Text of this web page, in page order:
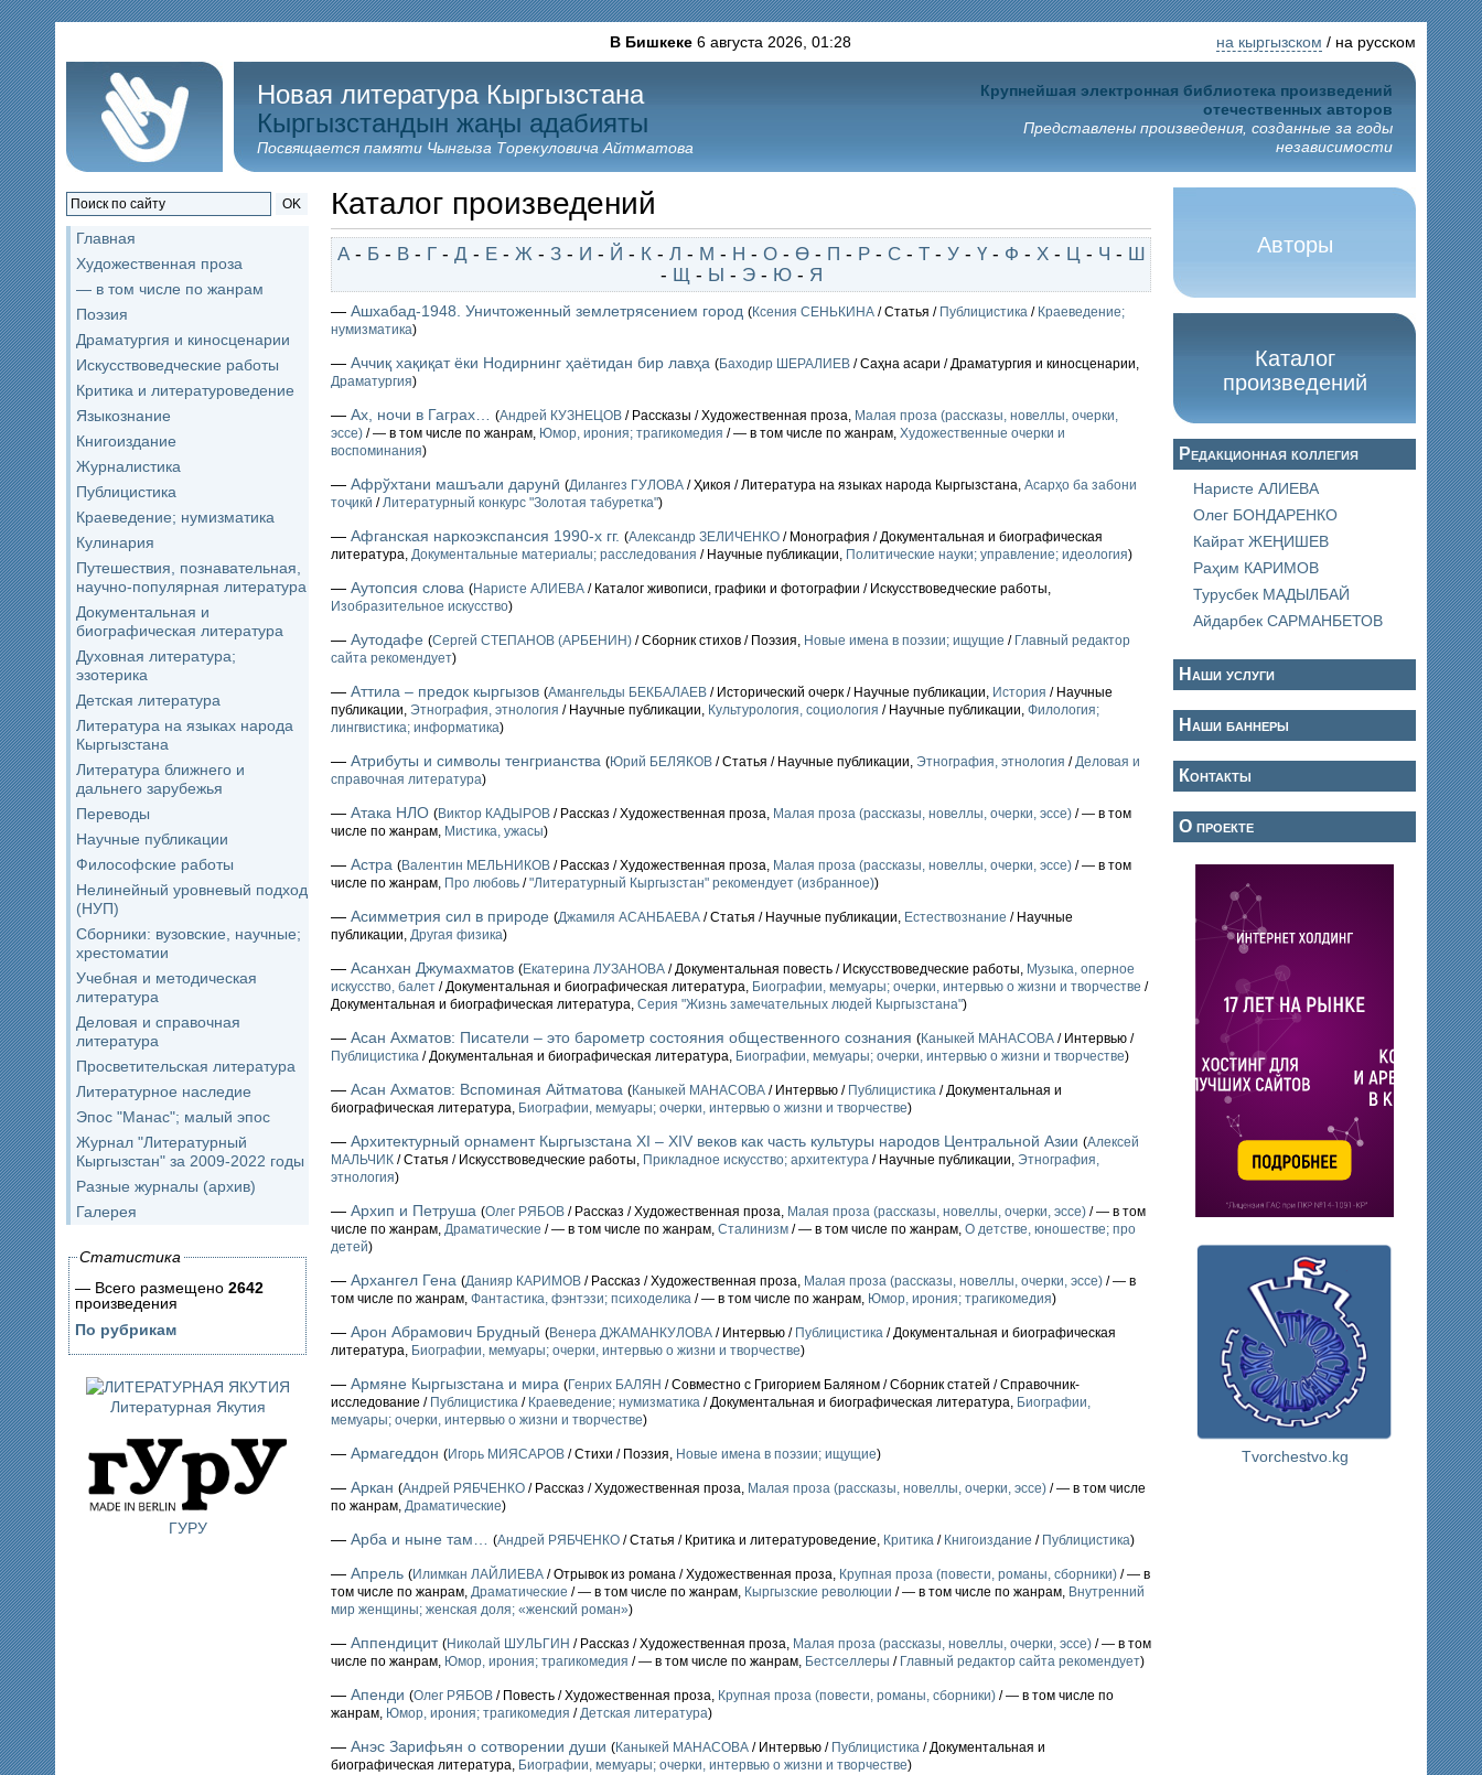
В Бишкеке6 августа 2026, 01:28 на кыргызском / на русском
Новая литература Кыргызстана
Кыргызстандын жаңы адабияты
Посвящается памяти Чынгыза Торекуловича Айтматова
Крупнейшая электронная библиотека произведений
отечественных авторов
Представлены произведения, созданные за годы
независимости
OK
Главная
Художественная проза
— в том числе по жанрам
Поэзия
Драматургия и киносценарии
Искусствоведческие работы
Критика и литературоведение
Языкознание
Книгоиздание
Журналистика
Публицистика
Краеведение; нумизматика
Кулинария
Путешествия, познавательная,
научно-популярная литература
Документальная и
биографическая литература
Духовная литература;
эзотерика
Детская литература
Литература на языках народа
Кыргызстана
Литература ближнего и
дальнего зарубежья
Переводы
Научные публикации
Философские работы
Нелинейный уровневый подход
(НУП)
Сборники: вузовские, научные;
хрестоматии
Учебная и методическая
литература
Деловая и справочная
литература
Просветительская литература
Литературное наследие
Эпос "Манас"; малый эпос
Журнал "Литературный
Кыргызстан" за 2009-2022 годы
Разные журналы (архив)
Галерея
Статистика
— Всего размещено 2642
произведения
По рубрикам
Литературная Якутия
ГУРУ
Каталог произведений
А- Б- В- Г- Д- Е- Ж- З- И - Й - К- Л - М - Н - О- Ө- П - Р- С- Т- У- Ү- Ф - Х- Ц- Ч - Ш
- Щ- Ы - Э- Ю- Я
— Ашхабад-1948. Уничтоженный землетрясением город (Ксения СЕНЬКИНА / Статья / Публицистика / Краеведение;
нумизматика)
— Аччиқ хақиқат ёки Нодирнинг ҳаётидан бир лавҳа (Баходир ШЕРАЛИЕВ / Саҳна асари / Драматургия и киносценарии,
Драматургия)
— Ах, ночи в Гаграх… (Андрей КУЗНЕЦОВ / Рассказы / Художественная проза, Малая проза (рассказы, новеллы, очерки,
эссе) / — в том числе по жанрам, Юмор, ирония; трагикомедия / — в том числе по жанрам, Художественные очерки и
воспоминания)
— Афрўхтани машъали дарунӣ (Дилангез ГУЛОВА / Ҳикоя / Литература на языках народа Кыргызстана, Асарҳо ба забони
тоҷикӣ /Литературный конкурс "Золотая табуретка")
— Афганская наркоэкспансия 1990-х гг. (Александр ЗЕЛИЧЕНКО / Монография / Документальная и биографическая
литература, Документальные материалы; расследования / Научные публикации, Политические науки; управление; идеология)
— Аутопсия слова (Наристе АЛИЕВА / Каталог живописи, графики и фотографии / Искусствоведческие работы,
Изобразительное искусство)
— Аутодафе (Сергей СТЕПАНОВ (АРБЕНИН) / Сборник стихов / Поэзия, Новые имена в поэзии; ищущие / Главный редактор
сайта рекомендует)
— Аттила – предок кыргызов (Амангельды БЕКБАЛАЕВ / Исторический очерк / Научные публикации, История / Научные
публикации, Этнография, этнология / Научные публикации, Культурология, социология / Научные публикации, Филология;
лингвистика; информатика)
— Атрибуты и символы тенгрианства (Юрий БЕЛЯКОВ / Статья / Научные публикации, Этнография, этнология /Деловая и
справочная литература)
— Атака НЛО (Виктор КАДЫРОВ / Рассказ / Художественная проза, Малая проза (рассказы, новеллы, очерки, эссе) / — в том
числе по жанрам, Мистика, ужасы)
— Астра (Валентин МЕЛЬНИКОВ / Рассказ / Художественная проза, Малая проза (рассказы, новеллы, очерки, эссе) / — в том
числе по жанрам, Про любовь /"Литературный Кыргызстан" рекомендует (избранное))
— Асимметрия сил в природе (Джамиля АСАНБАЕВА / Статья / Научные публикации, Естествознание / Научные
публикации, Другая физика)
— Асанхан Джумахматов (Екатерина ЛУЗАНОВА / Документальная повесть / Искусствоведческие работы, Музыка, оперное
искусство, балет / Документальная и биографическая литература, Биографии, мемуары; очерки, интервью о жизни и творчестве /
Документальная и биографическая литература, Серия "Жизнь замечательных людей Кыргызстана")
— Асан Ахматов: Писатели – это барометр состояния общественного сознания (Каныкей МАНАСОВА / Интервью /
Публицистика / Документальная и биографическая литература, Биографии, мемуары; очерки, интервью о жизни и творчестве)
— Асан Ахматов: Вспоминая Айтматова (Каныкей МАНАСОВА / Интервью / Публицистика / Документальная и
биографическая литература, Биографии, мемуары; очерки, интервью о жизни и творчестве)
— Архитектурный орнамент Кыргызстана ХI – XIV веков как часть культуры народов Центральной Азии (Алексей
МАЛЬЧИК / Статья / Искусствоведческие работы, Прикладное искусство; архитектура / Научные публикации, Этнография,
этнология)
— Архип и Петруша (Олег РЯБОВ / Рассказ / Художественная проза, Малая проза (рассказы, новеллы, очерки, эссе) / — в том
числе по жанрам, Драматические / — в том числе по жанрам, Сталинизм / — в том числе по жанрам, О детстве, юношестве; про
детей)
— Архангел Гена (Данияр КАРИМОВ / Рассказ / Художественная проза, Малая проза (рассказы, новеллы, очерки, эссе) / — в
том числе по жанрам, Фантастика, фэнтэзи; психоделика / — в том числе по жанрам, Юмор, ирония; трагикомедия)
— Арон Абрамович Брудный (Венера ДЖАМАНКУЛОВА / Интервью / Публицистика / Документальная и биографическая
литература, Биографии, мемуары; очерки, интервью о жизни и творчестве)
— Армяне Кыргызстана и мира (Генрих БАЛЯН / Совместно с Григорием Баляном / Сборник статей / Справочник-
исследование / Публицистика / Краеведение; нумизматика / Документальная и биографическая литература, Биографии,
мемуары; очерки, интервью о жизни и творчестве)
— Армагеддон (Игорь МИЯСАРОВ / Стихи / Поэзия, Новые имена в поэзии; ищущие)
— Аркан (Андрей РЯБЧЕНКО / Рассказ / Художественная проза, Малая проза (рассказы, новеллы, очерки, эссе) / — в том числе
по жанрам, Драматические)
— Арба и ныне там… (Андрей РЯБЧЕНКО / Статья / Критика и литературоведение, Критика / Книгоиздание / Публицистика)
— Апрель (Илимкан ЛАЙЛИЕВА / Отрывок из романа / Художественная проза, Крупная проза (повести, романы, сборники) / — в
том числе по жанрам, Драматические / — в том числе по жанрам, Кыргызские революции / — в том числе по жанрам, Внутренний
мир женщины; женская доля; «женский роман»)
— Аппендицит (Николай ШУЛЬГИН / Рассказ / Художественная проза, Малая проза (рассказы, новеллы, очерки, эссе) / — в том
числе по жанрам, Юмор, ирония; трагикомедия / — в том числе по жанрам, Бестселлеры / Главный редактор сайта рекомендует)
— Апенди (Олег РЯБОВ / Повесть / Художественная проза, Крупная проза (повести, романы, сборники) / — в том числе по
жанрам, Юмор, ирония; трагикомедия /Детская литература)
— Анэс Зарифьян о сотворении души (Каныкей МАНАСОВА / Интервью / Публицистика / Документальная и
биографическая литература, Биографии, мемуары; очерки, интервью о жизни и творчестве)
Авторы
Каталог
произведений
Редакционная коллегия
Наристе АЛИЕВА
Олег БОНДАРЕНКО
Кайрат ЖЕҢИШЕВ
Раҳим КАРИМОВ
Турусбек МАДЫЛБАЙ
Айдарбек САРМАНБЕТОВ
Наши услуги
Наши баннеры
Контакты
О проекте
Tvorchestvo.kg